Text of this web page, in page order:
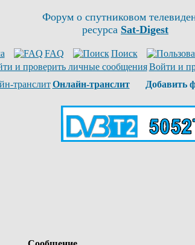
Форум о спутниковом
ресурса Sat-Digest
FAQ Поиск
Войти и
Онлайн-транслит
Добавить